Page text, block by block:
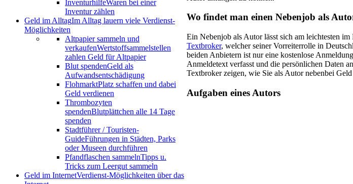
InventurhilfeWaren bei einer
Inventur zählen
Geld im AlltagIm Alltag lauern viele Verdienst-
Möglichkeiten
Altpapier sammeln und
verkaufenWertstoffsammelstellen
zahlen Geld für Altpapier
Blut spendenGeld als
Aufwandsentschädigung
FlohmarktPlatz schaffen und dabei
Geld verdienen
Thrombozyten
spendenBlutplättchen alle 14 Tage
spenden
Stadtführer / Touristen-
GuideFührungen in Städten, Parks
oder Museen durchführen
Pfandflaschen sammelnTipps u.
Tricks zum Leergut sammeln
Geld im InternetVerdienst-Möglichkeiten über das
Wo findet man einen Nebenjob als
Ein Nebenjob als Autor lässt sich am leichtesten
Textbroker, welcher seiner Vorreiterrolle in
beiden Anbietern ist nur eine kostenlose
Anmeldetext verfasst und die persönlichen Daten
Textbroker zeigen, wie Sie als Autor nebenbei
Aufgaben eines Autors